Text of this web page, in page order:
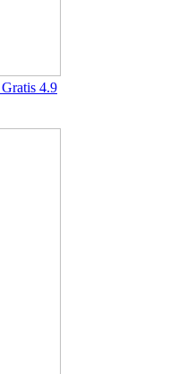
4.9